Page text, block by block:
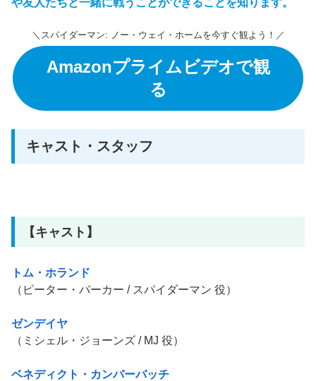
や友人たちと一緒に戦うことができることを知ります。
＼スパイダーマン: ノー・ウェイ・ホームを今すぐ観よう！／
Amazonプライムビデオで観
る
キャスト・スタッフ
【キャスト】
トム・ホランド
（ピーター・パーカー / スパイダーマン 役）
ゼンデイヤ
（ミシェル・ジョーンズ / MJ 役）
ベネディクト・カンバーバッチ